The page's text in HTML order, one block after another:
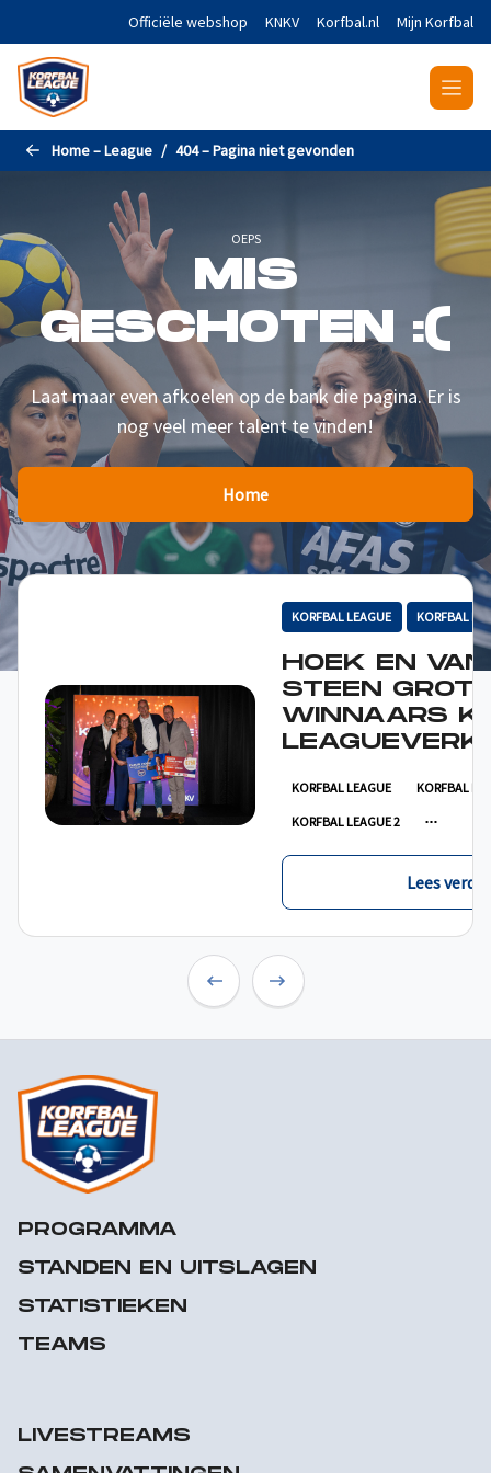
Naar de hoofdinhoud gaanOfficiële webshop KNKV Korfbal.nl Mijn Korfbal
Home – League 404 – Pagina niet gevonden
OEPS
MIS
GESCHOTEN :(
Laat maar even afkoelen op de bank die pagina. Er is
nog veel meer talent te vinden!
Home
KORFBAL LEAGUE KORFBAL
HOEK EN VAN
STEEN
WINNAARS
KORFBAL LEAGUE KORFBAL
KORFBAL LEAGUE 2
Lees verder
PROGRAMMA
STANDEN EN UITSLAGEN
STATISTIEKEN
TEAMS
LIVESTREAMS